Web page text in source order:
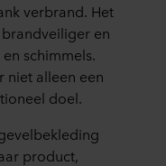
verbrand. Het
en
schimmels.
niet alleen een
doel.
product,